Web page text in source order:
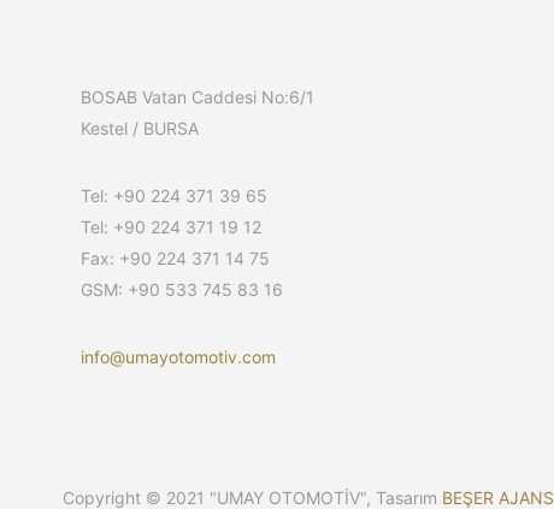
BOSAB Vatan Caddesi No:6/1
Kestel / BURSA
Tel: +90 224 371 39 65
Tel: +90 224 371 19 12
Fax: +90 224 371 14 75
GSM: +90 533 745 83 16
info@umayotomotiv.com
Copyright © 2021 "UMAY OTOMOTİV", Tasarım BEŞER AJANS